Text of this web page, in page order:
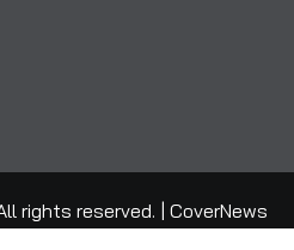
rights reserved.
CoverNews